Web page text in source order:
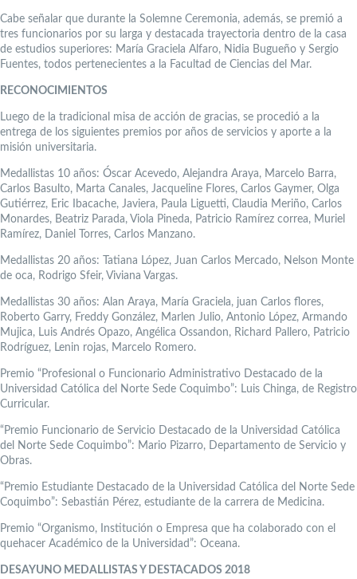
Cabe señalar que durante la Solemne Ceremonia, además, se premió a
tres funcionarios por su larga y destacada trayectoria dentro de la casa
de estudios superiores: María Graciela Alfaro, Nidia Bugueño y Sergio
Fuentes, todos pertenecientes a la Facultad de Ciencias del Mar.
RECONOCIMIENTOS
Luego de la tradicional misa de acción de gracias, se procedió a la
entrega de los siguientes premios por años de servicios y aporte a la
misión universitaria.
Medallistas 10 años: Óscar Acevedo, Alejandra Araya, Marcelo Barra,
Carlos Basulto, Marta Canales, Jacqueline Flores, Carlos Gaymer, Olga
Gutiérrez, Eric Ibacache, Javiera, Paula Liguetti, Claudia Meriño, Carlos
Monardes, Beatriz Parada, Viola Pineda, Patricio Ramírez correa, Muriel
Ramírez, Daniel Torres, Carlos Manzano.
Medallistas 20 años: Tatiana López, Juan Carlos Mercado, Nelson Monte
de oca, Rodrigo Sfeir, Viviana Vargas.
Medallistas 30 años: Alan Araya, María Graciela, juan Carlos flores,
Roberto Garry, Freddy González, Marlen Julio, Antonio López, Armando
Mujica, Luis Andrés Opazo, Angélica Ossandon, Richard Pallero, Patricio
Rodríguez, Lenin rojas, Marcelo Romero.
Premio “Profesional o Funcionario Administrativo Destacado de la
Universidad Católica del Norte Sede Coquimbo”: Luis Chinga, de Registro
Curricular.
“Premio Funcionario de Servicio Destacado de la Universidad Católica
del Norte Sede Coquimbo”: Mario Pizarro, Departamento de Servicio y
Obras.
“Premio Estudiante Destacado de la Universidad Católica del Norte Sede
Coquimbo”: Sebastián Pérez, estudiante de la carrera de Medicina.
Premio “Organismo, Institución o Empresa que ha colaborado con el
quehacer Académico de la Universidad”: Oceana.
DESAYUNO MEDALLISTAS Y DESTACADOS 2018